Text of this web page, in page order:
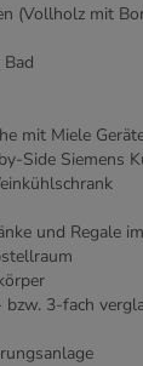
(Vollholz mit
mit Miele
Side Siemens
und Regale
3-fach